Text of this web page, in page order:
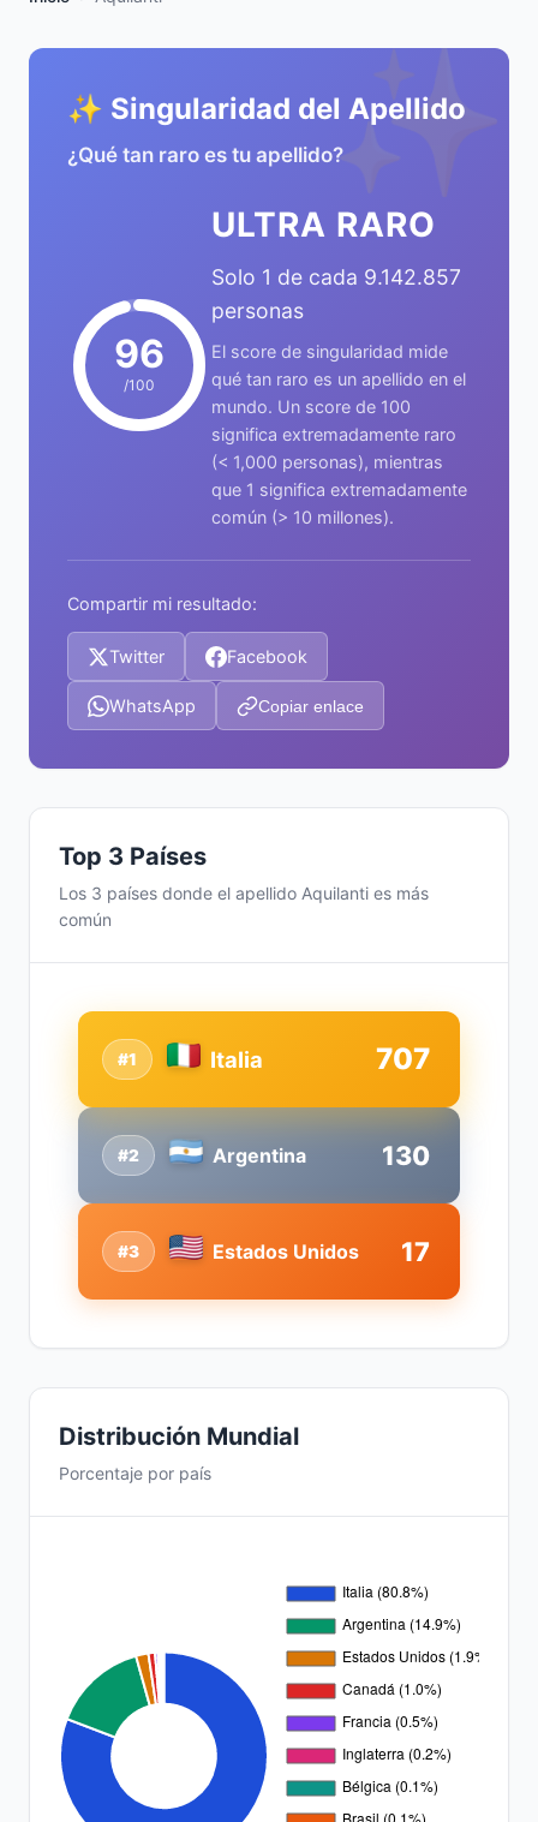
✨
✨ Singularidad del Apellido
¿Qué tan raro es tu apellido?
96
/100
ULTRA RARO
Solo 1 de cada 9.142.857
personas
El score de singularidad mide
qué tan raro es un apellido en el
mundo. Un score de 100
significa extremadamente raro
(< 1,000 personas), mientras
que 1 significa extremadamente
común (> 10 millones).
Compartir mi resultado:
Twitter Facebook
WhatsApp Copiar enlace
Top 3 Países
Los 3 países donde el apellido Aquilanti es más
común
#2 Argentina 130
#1 Italia 707
#3 Estados Unidos 17
Distribución Mundial
Porcentaje por país